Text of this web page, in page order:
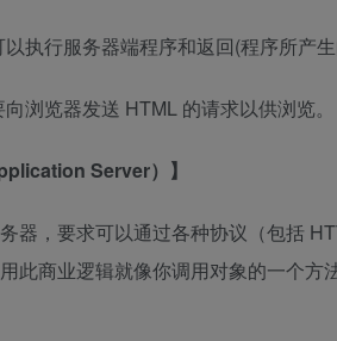
执行服务器端程序和返回(程序所产
浏览器发送 HTML 的请求以供浏览。
Server）】
器，要求可以通过各种协议（包括
此商业逻辑就像你调用对象的一个方